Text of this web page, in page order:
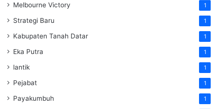
Melbourne Victory 1
Strategi Baru 1
Kabupaten Tanah Datar 1
Eka Putra 1
lantik 1
Pejabat 1
Payakumbuh 1